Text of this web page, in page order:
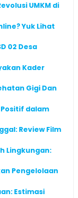
UMKM di
Yuk Lihat
02 Desa
Kader
Gigi Dan
dalam
Review Film
Lingkungan:
Pengelolaan
Estimasi